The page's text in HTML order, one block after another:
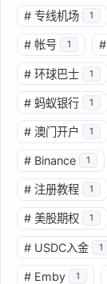
# 专线机场 1
# 帐号 1 #
# 环球巴士 1
# 蚂蚁银行 1
# 澳门开户 1
# Binance 1
# 注册教程 1
# 美股期权 1
# USDC入金 1
# Emby 1